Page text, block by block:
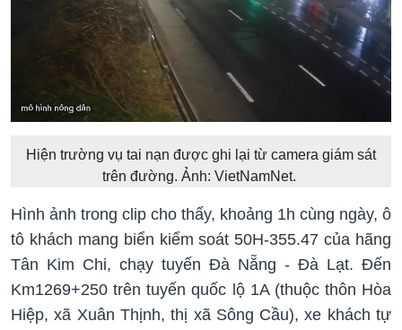
Hiện trường vụ tai nạn được ghi lại từ camera giám sát
trên đường. Ảnh: VietNamNet.
Hình ảnh trong clip cho thấy, khoảng 1h cùng ngày, ô
tô khách mang biển kiểm soát 50H-355.47 của hãng
Tân Kim Chi, chạy tuyến Đà Nẵng - Đà Lạt. Đến
Km1269+250 trên tuyến quốc lộ 1A (thuộc thôn Hòa
Hiệp, xã Xuân Thịnh, thị xã Sông Cầu), xe khách tự